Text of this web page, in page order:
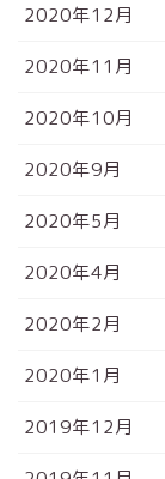
2020年12月
2020年11月
2020年10月
2020年9月
2020年5月
2020年4月
2020年2月
2020年1月
2019年12月